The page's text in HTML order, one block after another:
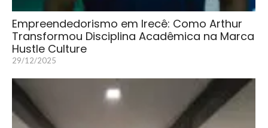
Empreendedorismo em Irecê: Como Arthur
Transformou Disciplina Acadêmica na Marca
Hustle Culture
29/12/2025